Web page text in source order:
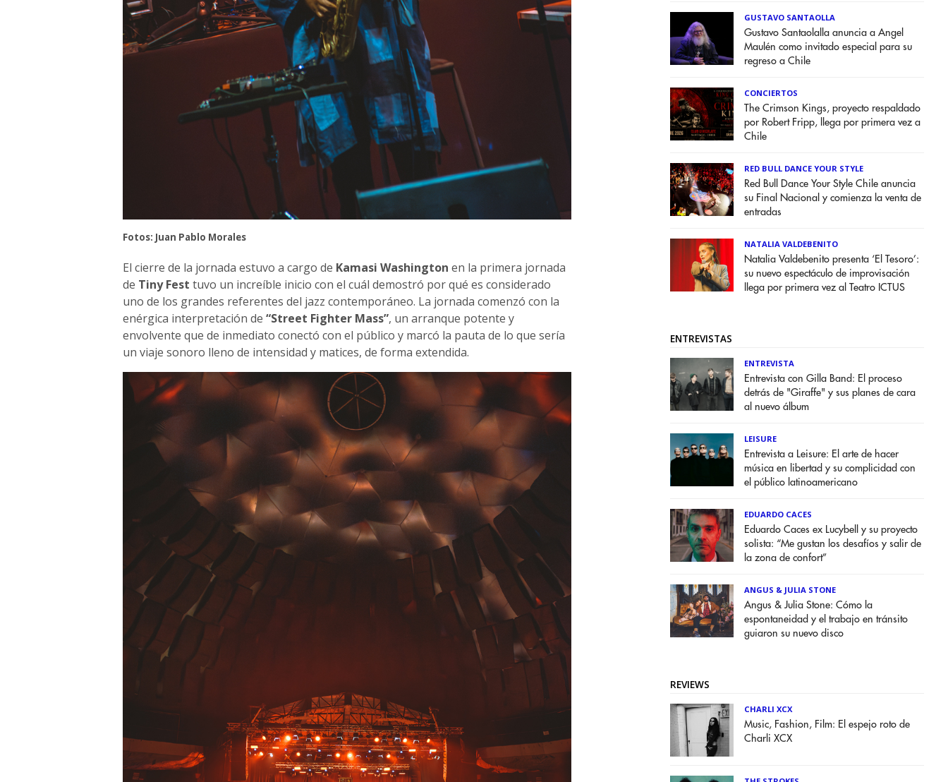
Fotos: Juan Pablo Morales
El cierre de la jornada estuvo a cargo de Kamasi Washington en la primera jornada
de Tiny Fest tuvo un increíble inicio con el cuál demostró por qué es considerado
uno de los grandes referentes del jazz contemporáneo. La jornada comenzó con la
enérgica interpretación de “Street Fighter Mass”, un arranque potente y
envolvente que de inmediato conectó con el público y marcó la pauta de lo que sería
un viaje sonoro lleno de intensidad y matices, de forma extendida.
GUSTAVO SANTAOLLA
Gustavo Santaolalla anuncia a Angel
Maulén como invitado especial para su
regreso a Chile
CONCIERTOS
The Crimson Kings, proyecto respaldado
por Robert Fripp, llega por primera vez a
Chile
RED BULL DANCE YOUR STYLE
Red Bull Dance Your Style Chile anuncia
su Final Nacional y comienza la venta de
entradas
NATALIA VALDEBENITO
Natalia Valdebenito presenta ‘El Tesoro’:
su nuevo espectáculo de improvisación
llega por primera vez al Teatro ICTUS
ENTREVISTAS
ENTREVISTA
Entrevista con Gilla Band: El proceso
detrás de "Giraffe" y sus planes de cara
al nuevo álbum
LEISURE
Entrevista a Leisure: El arte de hacer
música en libertad y su complicidad con
el público latinoamericano
EDUARDO CACES
Eduardo Caces ex Lucybell y su proyecto
solista: “Me gustan los desafíos y salir de
la zona de confort”
ANGUS & JULIA STONE
Angus & Julia Stone: Cómo la
espontaneidad y el trabajo en tránsito
guiaron su nuevo disco
REVIEWS
CHARLI XCX
Music, Fashion, Film: El espejo roto de
Charli XCX